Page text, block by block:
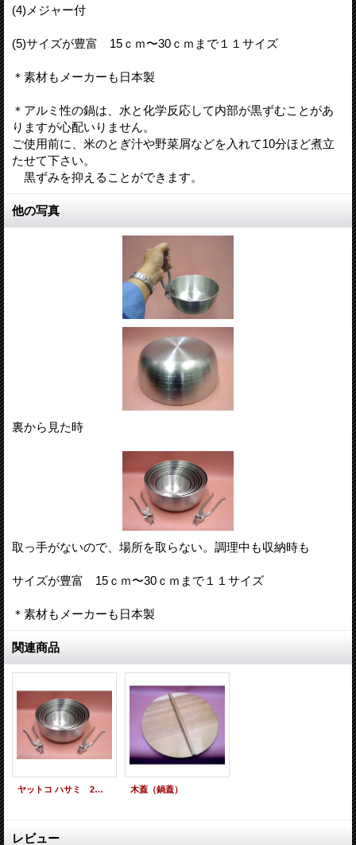
(4)メジャー付
(5)サイズが豊富 15ｃｍ〜30ｃｍまで１１サイズ
＊素材もメーカーも日本製
＊アルミ性の鍋は、水と化学反応して内部が黒ずむことがあ
りますが心配いりません。
ご使用前に、米のとぎ汁や野菜屑などを入れて10分ほど煮立
たせて下さい。
黒ずみを抑えることができます。
他の写真
裏から見た時
取っ手がないので、場所を取らない。調理中も収納時も
サイズが豊富 15ｃｍ〜30ｃｍまで１１サイズ
＊素材もメーカーも日本製
関連商品
ヤットコ ハサミ 2サイズ 木蓋（鍋蓋）
レビュー